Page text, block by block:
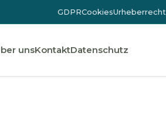
GDPRCookiesUrheberrecht
unsKontaktDatenschutz